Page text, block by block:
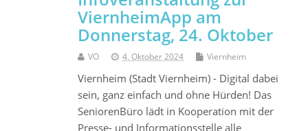
ViernheimApp am
Donnerstag, 24. Oktober
VO 4. Oktober 2024 Viernheim
Viernheim (Stadt Viernheim) - Digital dabei
sein, ganz einfach und ohne Hürden! Das
SeniorenBüro lädt in Kooperation mit der
Presse- und Informationsstelle alle